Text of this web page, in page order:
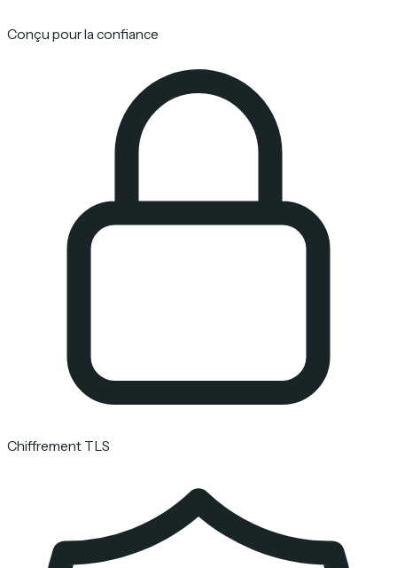
Conçu pour la confiance
Chiffrement TLS